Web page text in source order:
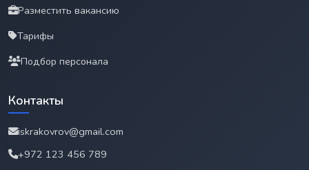
Разместить вакансию
Тарифы
Подбор персонала
Контакты
iskrakovrov@gmail.com
+972 123 456 789